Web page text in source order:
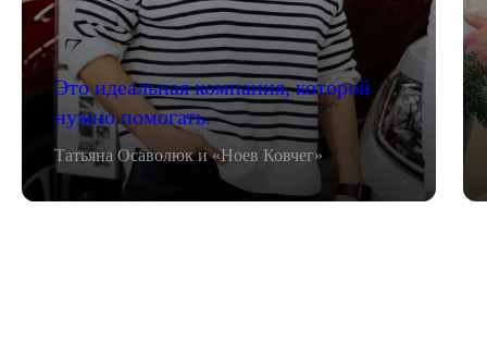
Это идеальная компания, которой
нужно помогать.
Татьяна Осаволюк и «Ноев Ковчег»